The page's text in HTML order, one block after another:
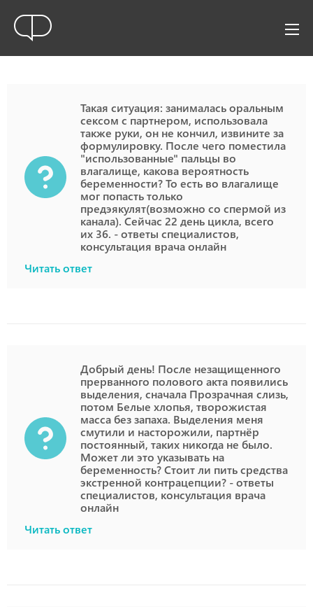
Такая ситуация: занималась оральным
сексом с партнером, использовала
также руки, он не кончил, извините за
формулировку. После чего поместила
"использованные" пальцы во
влагалище, какова вероятность
беременности? То есть во влагалище
мог попасть только
предэякулят(возможно со спермой из
канала). Сейчас 22 день цикла, всего
их 36. - ответы специалистов,
консультация врача онлайн
Читать ответ
Добрый день! После незащищенного
прерванного полового акта появились
выделения, сначала Прозрачная слизь,
потом Белые хлопья, творожистая
масса без запаха. Выделения меня
смутили и насторожили, партнёр
постоянный, таких никогда не было.
Может ли это указывать на
беременность? Стоит ли пить средства
экстренной контрацепции? - ответы
специалистов, консультация врача
онлайн
Читать ответ